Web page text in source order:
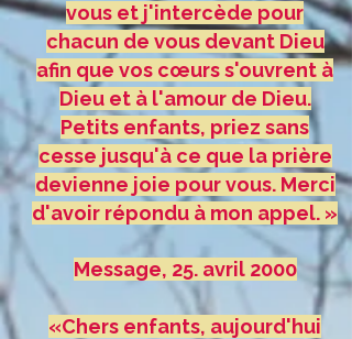
vous et j'intercède pour
chacun de vous devant Dieu
afin que vos cœurs s'ouvrent à
Dieu et à l'amour de Dieu.
Petits enfants, priez sans
cesse jusqu'à ce que la prière
devienne joie pour vous. Merci
d'avoir répondu à mon appel. »
Message, 25. avril 2000
«Chers enfants, aujourd'hui